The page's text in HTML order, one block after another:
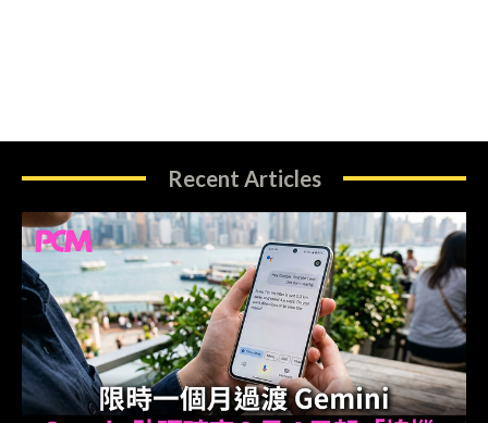
Recent Articles